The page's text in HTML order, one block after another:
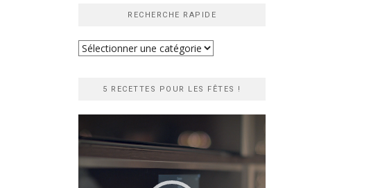
RECHERCHE RAPIDE
Recherche
5 RECETTES POUR LES FÊTES !
vidéo